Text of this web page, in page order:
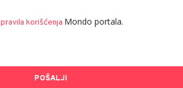
pravila korišćenja Mondo portala.
POŠALJI